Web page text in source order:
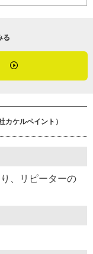
根リフォームや
、コストパフォ
意識したお値段
ルペイントにお
す！」
屋根塗装や外壁
ルペイント。鈴
る
カケルペイント）
、リピーターの